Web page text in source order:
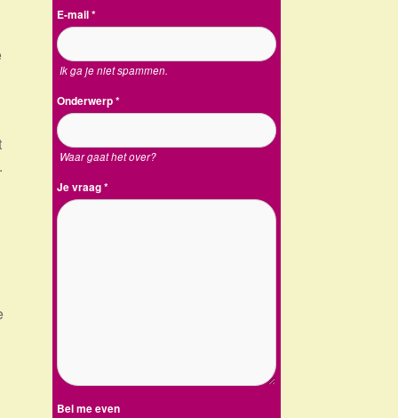
E-mail*
Ik ga je niet spammen.
Onderwerp*
Waar gaat het over?
Je vraag*
Bel me even